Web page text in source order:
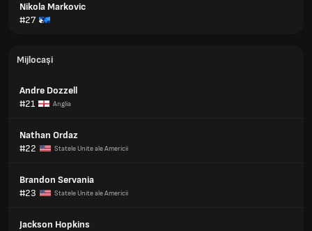
Nikola Markovic
#27
Mijlocași
Andre Dozzell
#21
Anglia
Nathan Ordaz
#22
Statele Unite ale Americii
Brandon Servania
#23
Statele Unite ale Americii
Jackson Hopkins